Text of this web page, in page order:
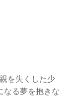
を失くした少
なる夢を抱きな